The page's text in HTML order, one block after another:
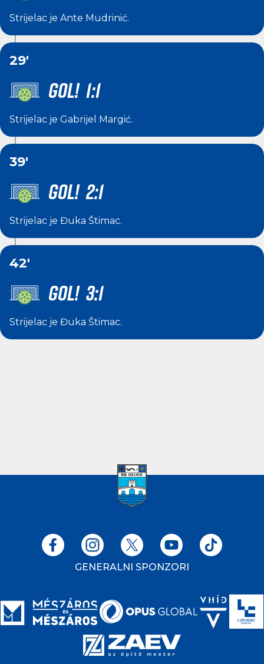
Strijelac je Ante Mudrinić.
29'
GOL! 1:1
Strijelac je Gabrijel Margić.
39'
GOL! 2:1
Strijelac je Đuka Štimac.
42'
GOL! 3:1
Strijelac je Đuka Štimac.
GENERALNI SPONZORI